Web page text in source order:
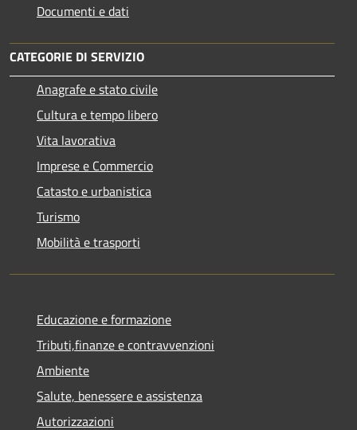
Documenti e dati
CATEGORIE DI SERVIZIO
Anagrafe e stato civile
Cultura e tempo libero
Vita lavorativa
Imprese e Commercio
Catasto e urbanistica
Turismo
Mobilità e trasporti
Educazione e formazione
Tributi,finanze e contravvenzioni
Ambiente
Salute, benessere e assistenza
Autorizzazioni